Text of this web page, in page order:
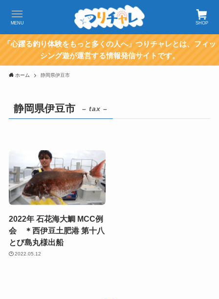
SHOP
MENU
「心躍る釣り体験をもっと多くの人へ」つりチャレとは、フィッ
シング遊が運営する情報発信サイトです。
ホーム 静岡県伊豆市
静岡県伊豆市 – tax –
2022年 石花海大鯛 MCC例
会 ＊西伊豆土肥港 第十八
とび島丸様出船
2022.05.12